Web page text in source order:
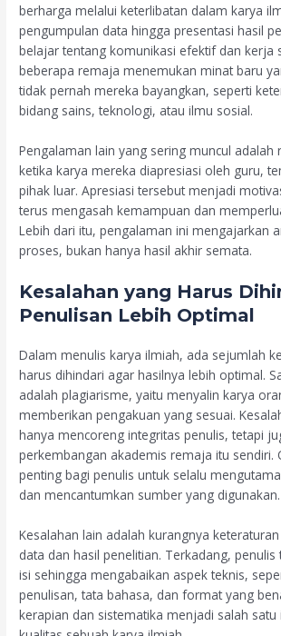
berharga melalui keterlibatan dalam karya
pengumpulan data hingga presentasi hasil
belajar tentang komunikasi efektif dan kerja
beberapa remaja menemukan minat baru
tidak pernah mereka bayangkan, seperti
bidang sains, teknologi, atau ilmu sosial.
Pengalaman lain yang sering muncul adalah
ketika karya mereka diapresiasi oleh guru,
pihak luar. Apresiasi tersebut menjadi
terus mengasah kemampuan dan
Lebih dari itu, pengalaman ini mengajarkan
proses, bukan hanya hasil akhir semata.
Kesalahan yang Harus
Penulisan Lebih Optimal
Dalam menulis karya ilmiah, ada sejumlah
harus dihindari agar hasilnya lebih optimal.
adalah plagiarisme, yaitu menyalin karya
memberikan pengakuan yang sesuai.
hanya mencoreng integritas penulis, tetapi
perkembangan akademis remaja itu sendiri.
penting bagi penulis untuk selalu
dan mencantumkan sumber yang digunakan.
Kesalahan lain adalah kurangnya
data dan hasil penelitian. Terkadang,
isi sehingga mengabaikan aspek teknis,
penulisan, tata bahasa, dan format yang
kerapian dan sistematika menjadi salah